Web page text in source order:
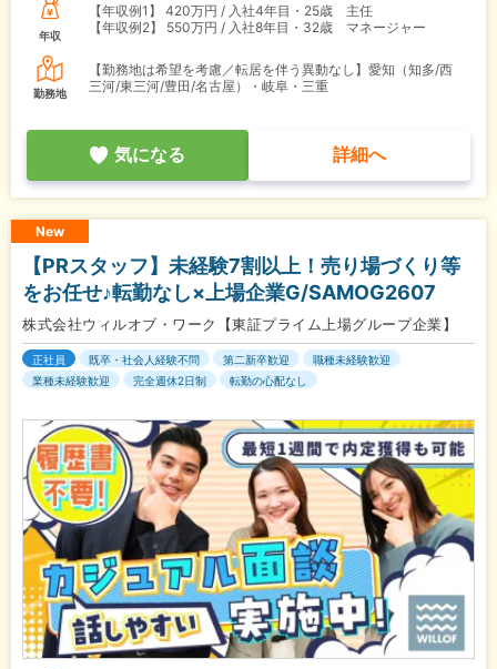
年収
【年収例1】
420万円 / 入社4年目・25歳 主任
【年収例2】
550万円 / 入社8年目・32歳 マネージャー
勤務地
【勤務地は希望を考慮／転居を伴う異動なし】愛知（知多/西
三河/東三河/豊田/名古屋）・岐阜・三重
気になる 詳細へ
New
【PRスタッフ】未経験7割以上！売り場づくり等
をお任せ♪転勤なし×上場企業G/SAMOG2607
株式会社ウィルオブ・ワーク【東証プライム上場グループ企業】
正社員 既卒・社会人経験不問 第二新卒歓迎
職種未経験歓迎
業種未経験歓迎
完全週休2日制 転勤の心配なし